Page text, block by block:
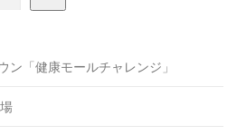
ン「健康モールチャレンジ」